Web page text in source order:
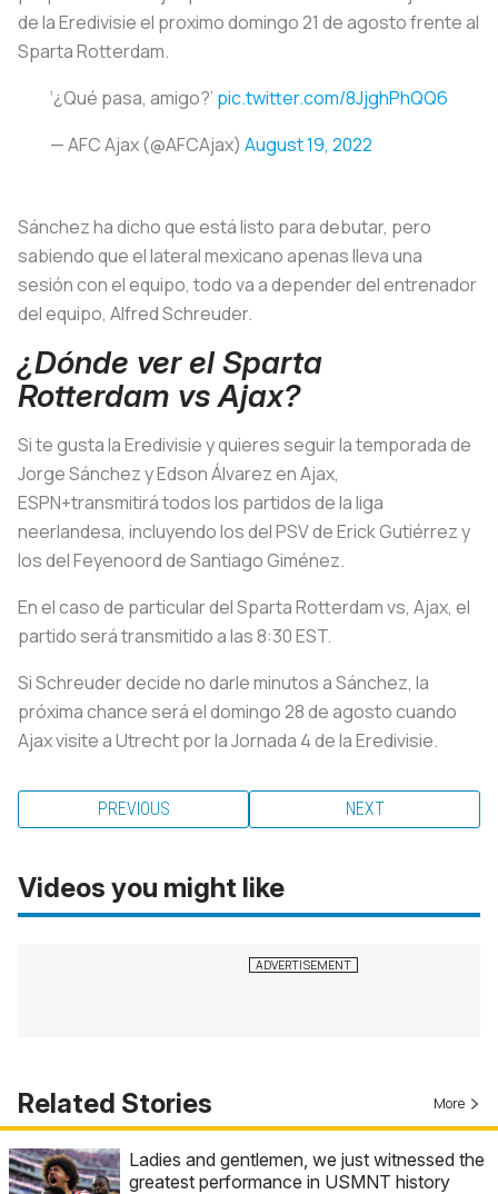
de la Eredivisie el proximo domingo 21 de agosto frente al
Sparta Rotterdam.
‘¿Qué pasa, amigo?’ pic.twitter.com/8JjghPhQQ6
— AFC Ajax (@AFCAjax) August 19, 2022
Sánchez ha dicho que está listo para debutar, pero
sabiendo que el lateral mexicano apenas lleva una
sesión con el equipo, todo va a depender del entrenador
del equipo, Alfred Schreuder.
¿Dónde ver el Sparta
Rotterdam vs Ajax?
Si te gusta la Eredivisie y quieres seguir la temporada de
Jorge Sánchez y Edson Álvarez en Ajax,
ESPN+transmitirá todos los partidos de la liga
neerlandesa, incluyendo los del PSV de Erick Gutiérrez y
los del Feyenoord de Santiago Giménez.
En el caso de particular del Sparta Rotterdam vs, Ajax, el
partido será transmitido a las 8:30 EST.
Si Schreuder decide no darle minutos a Sánchez, la
próxima chance será el domingo 28 de agosto cuando
Ajax visite a Utrecht por la Jornada 4 de la Eredivisie.
PREVIOUS NEXT
Videos you might like
Related Stories More
Ladies and gentlemen, we just witnessed the
greatest performance in USMNT history